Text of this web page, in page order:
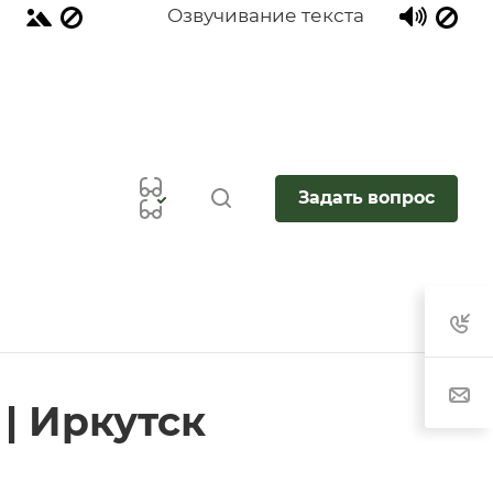
Озвучивание текста
Задать вопрос
Иркутск